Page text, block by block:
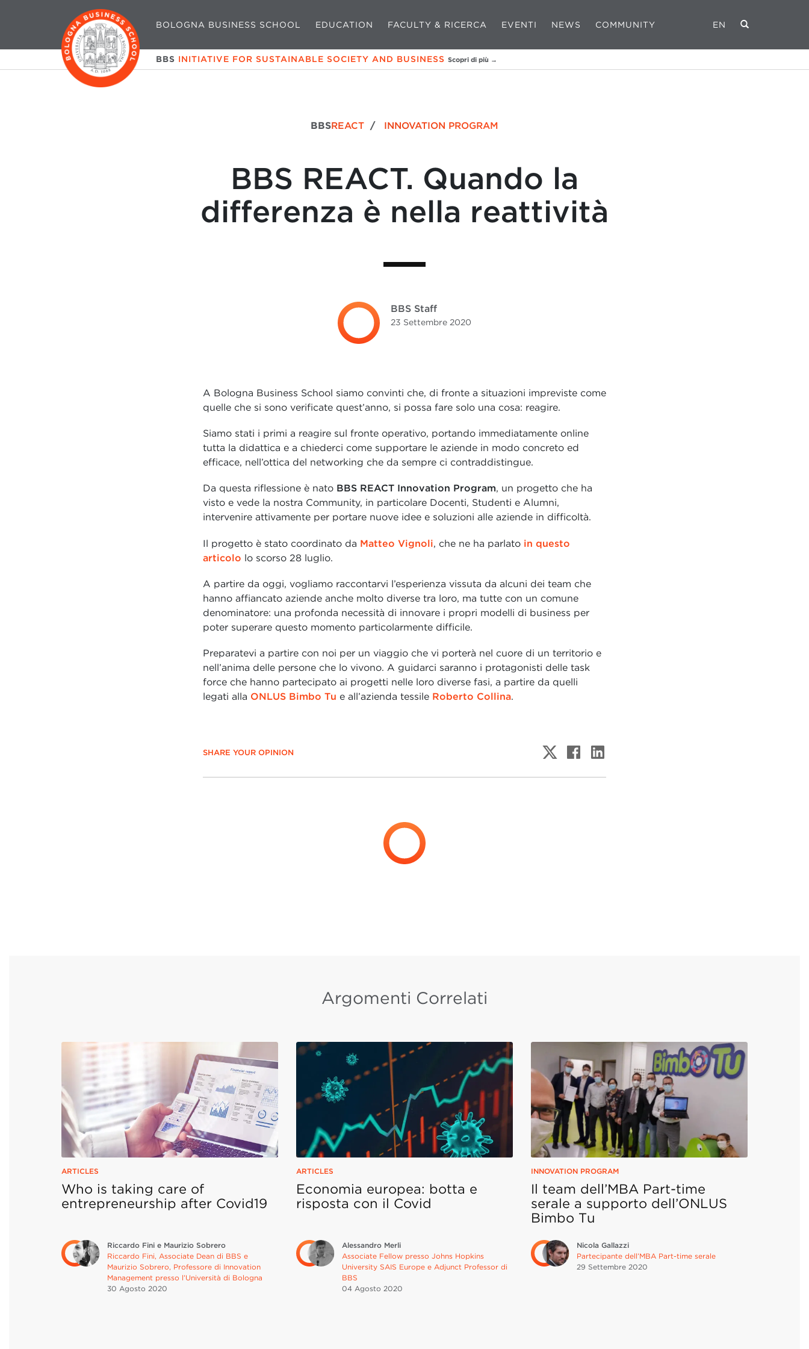
BOLOGNA BUSINESS SCHOOL EDUCATION FACULTY & RICERCA EVENTI NEWS COMMUNITY EN
BBS INITIATIVE FOR SUSTAINABLE SOCIETY AND BUSINESS Scopri di più →
BBSREACT / INNOVATION PROGRAM
BBS REACT. Quando la
differenza è nella reattività
BBS Staff
23 Settembre 2020
A Bologna Business School siamo convinti che, di fronte a situazioni impreviste come
quelle che si sono verificate quest’anno, si possa fare solo una cosa: reagire.
Siamo stati i primi a reagire sul fronte operativo, portando immediatamente online
tutta la didattica e a chiederci come supportare le aziende in modo concreto ed
efficace, nell’ottica del networking che da sempre ci contraddistingue.
Da questa riflessione è nato BBS REACT Innovation Program, un progetto che ha
visto e vede la nostra Community, in particolare Docenti, Studenti e Alumni,
intervenire attivamente per portare nuove idee e soluzioni alle aziende in difficoltà.
Il progetto è stato coordinato da Matteo Vignoli, che ne ha parlato in questo
articolo lo scorso 28 luglio.
A partire da oggi, vogliamo raccontarvi l’esperienza vissuta da alcuni dei team che
hanno affiancato aziende anche molto diverse tra loro, ma tutte con un comune
denominatore: una profonda necessità di innovare i propri modelli di business per
poter superare questo momento particolarmente difficile.
Preparatevi a partire con noi per un viaggio che vi porterà nel cuore di un territorio e
nell’anima delle persone che lo vivono. A guidarci saranno i protagonisti delle task
force che hanno partecipato ai progetti nelle loro diverse fasi, a partire da quelli
legati alla ONLUS Bimbo Tu e all’azienda tessile Roberto Collina.
SHARE YOUR OPINION
Argomenti Correlati
ARTICLES
Who is taking care of
entrepreneurship after Covid19
Riccardo Fini e Maurizio Sobrero
Riccardo Fini, Associate Dean di BBS e
Maurizio Sobrero, Professore di Innovation
Management presso l’Università di Bologna
30 Agosto 2020
ARTICLES
Economia europea: botta e
risposta con il Covid
Alessandro Merli
Associate Fellow presso Johns Hopkins
University SAIS Europe e Adjunct Professor di
BBS
04 Agosto 2020
INNOVATION PROGRAM
Il team dell’MBA Part-time
serale a supporto dell’ONLUS
Bimbo Tu
Nicola Gallazzi
Partecipante dell’MBA Part-time serale
29 Settembre2020